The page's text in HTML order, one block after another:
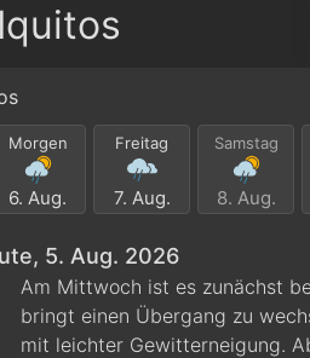
Morgen
6. Aug.
Freitag
7. Aug.
Samstag
8. Aug.
5. Aug. 2026
Am Mittwoch ist es zunächst
bringt einen Übergang zu
mit leichter Gewitterneigung.